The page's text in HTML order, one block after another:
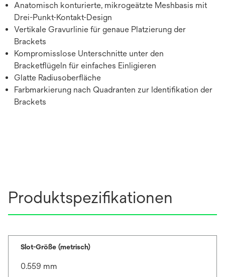
Anatomisch konturierte, mikrogeätzte Meshbasis mit
Drei-Punkt-Kontakt-Design
Vertikale Gravurlinie für genaue Platzierung der
Brackets
Kompromisslose Unterschnitte unter den
Bracketflügeln für einfaches Einligieren
Glatte Radiusoberfläche
Farbmarkierung nach Quadranten zur Identifikation der
Brackets
Produktspezifikationen
Slot-Größe (metrisch)
0.559 mm